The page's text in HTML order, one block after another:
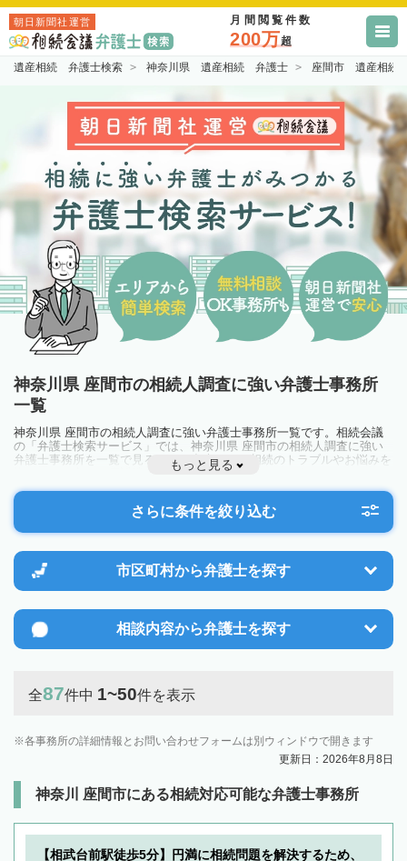
朝日新聞社運営 月間閲覧件数
200万超
遺産相続 弁護士検索 神奈川県 遺産相続 弁護士 座間市 遺産相続
神奈川県 座間市の相続人調査に強い弁護士事務所
一覧
神奈川県 座間市の相続人調査に強い弁護士事務所一覧です。相続会議
の「弁護士検索サービス」では、神奈川県 座間市の相続人調査に強い
弁護士事務所を一覧で見ることが出来ます。相続のトラブルやお悩みを
抱えている方は一度近隣の弁護士に相談してみましょう。
もっと見る
さらに条件を絞り込む
市区町村から弁護士を探す
相談内容から弁護士を探す
全87件中 1~50件を表示
各事務所の詳細情報とお問い合わせフォームは別ウィンドウで開きます
更新日：2026年8月8日
神奈川 座間市にある相続対応可能な弁護士事務所
【相武台前駅徒歩5分】円満に相続問題を解決するため、